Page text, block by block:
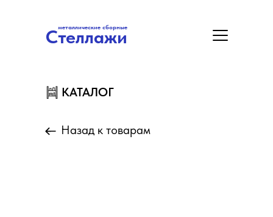
Стеллажи
металлические сборные
Стеллажи
КАТАЛОГ
Назад к товарам